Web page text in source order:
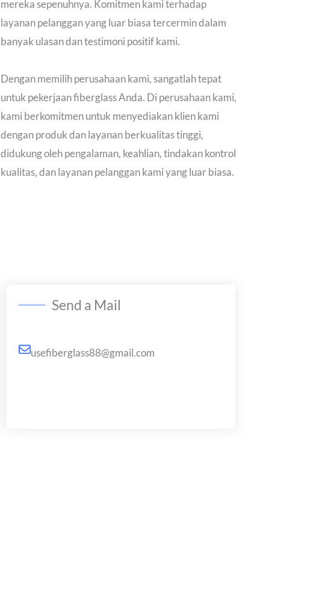
mereka sepenuhnya. Komitmen kami terhadap
layanan pelanggan yang luar biasa tercermin dalam
banyak ulasan dan testimoni positif kami.
Dengan memilih perusahaan kami, sangatlah tepat
untuk pekerjaan fiberglass Anda. Di perusahaan kami,
kami berkomitmen untuk menyediakan klien kami
dengan produk dan layanan berkualitas tinggi,
didukung oleh pengalaman, keahlian, tindakan kontrol
kualitas, dan layanan pelanggan kami yang luar biasa.
Send a Mail
usefiberglass88@gmail.com